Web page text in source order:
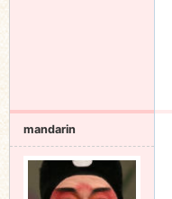
mandarin